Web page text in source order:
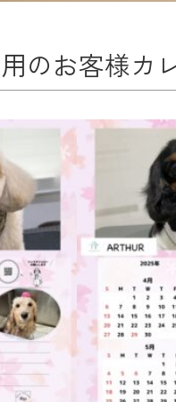
のお客様カ